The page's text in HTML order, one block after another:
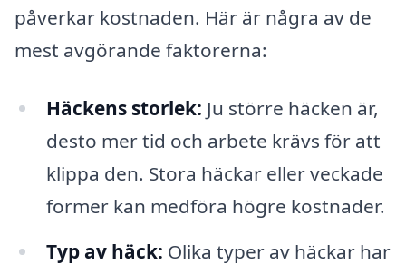
påverkar kostnaden. Här är några av de
mest avgörande faktorerna:
Häckens storlek: Ju större häcken är,
desto mer tid och arbete krävs för att
klippa den. Stora häckar eller veckade
former kan medföra högre kostnader.
Typ av häck: Olika typer av häckar har